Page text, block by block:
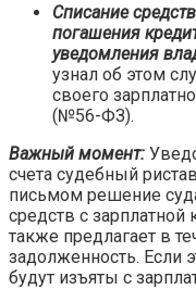
Списание
погашения
уведомления
узнал об этом
своего
(№56-ФЗ).
Важный момент:
счета судебный
письмом решение
средств с зарплатной
также предлагает в
задолженность. Если
будут изъяты с